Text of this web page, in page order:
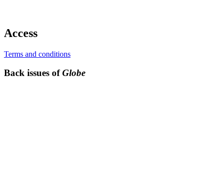
Access
Terms and conditions
Back issues ofGlobe